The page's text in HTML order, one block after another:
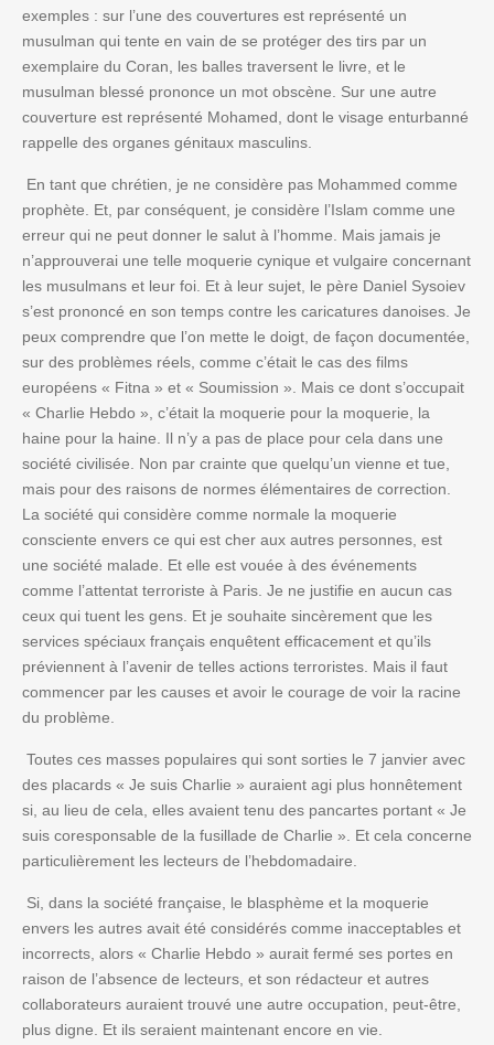
exemples : sur l’une des couvertures est représenté un
musulman qui tente en vain de se protéger des tirs par un
exemplaire du Coran, les balles traversent le livre, et le
musulman blessé prononce un mot obscène. Sur une autre
couverture est représenté Mohamed, dont le visage enturbanné
rappelle des organes génitaux masculins.
En tant que chrétien, je ne considère pas Mohammed comme
prophète. Et, par conséquent, je considère l’Islam comme une
erreur qui ne peut donner le salut à l’homme. Mais jamais je
n’approuverai une telle moquerie cynique et vulgaire concernant
les musulmans et leur foi. Et à leur sujet, le père Daniel Sysoiev
s’est prononcé en son temps contre les caricatures danoises. Je
peux comprendre que l’on mette le doigt, de façon documentée,
sur des problèmes réels, comme c’était le cas des films
européens « Fitna » et « Soumission ». Mais ce dont s’occupait
« Charlie Hebdo », c’était la moquerie pour la moquerie, la
haine pour la haine. Il n’y a pas de place pour cela dans une
société civilisée. Non par crainte que quelqu’un vienne et tue,
mais pour des raisons de normes élémentaires de correction.
La société qui considère comme normale la moquerie
consciente envers ce qui est cher aux autres personnes, est
une société malade. Et elle est vouée à des événements
comme l’attentat terroriste à Paris. Je ne justifie en aucun cas
ceux qui tuent les gens. Et je souhaite sincèrement que les
services spéciaux français enquêtent efficacement et qu’ils
préviennent à l’avenir de telles actions terroristes. Mais il faut
commencer par les causes et avoir le courage de voir la racine
du problème.
Toutes ces masses populaires qui sont sorties le 7 janvier avec
des placards « Je suis Charlie » auraient agi plus honnêtement
si, au lieu de cela, elles avaient tenu des pancartes portant « Je
suis coresponsable de la fusillade de Charlie ». Et cela concerne
particulièrement les lecteurs de l’hebdomadaire.
Si, dans la société française, le blasphème et la moquerie
envers les autres avait été considérés comme inacceptables et
incorrects, alors « Charlie Hebdo » aurait fermé ses portes en
raison de l’absence de lecteurs, et son rédacteur et autres
collaborateurs auraient trouvé une autre occupation, peut-être,
plus digne. Et ils seraient maintenant encore en vie.